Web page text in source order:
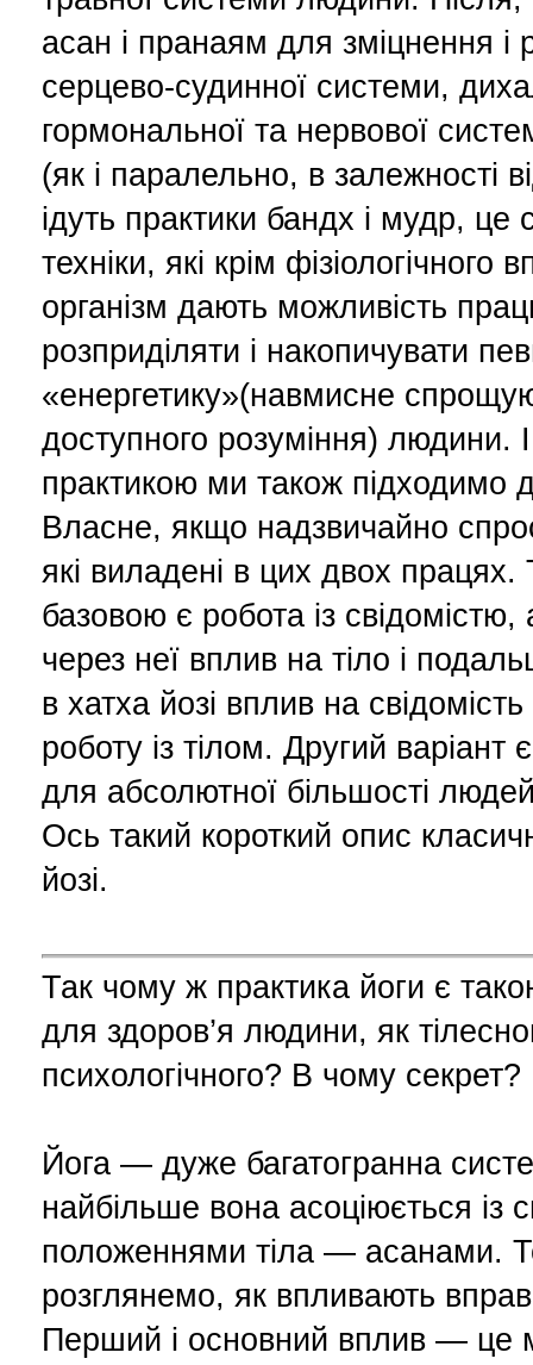
асан і пранаям для зміцнення і
серцево-судинної системи,
гормональної та нервової
(як і паралельно, в залежності
ідуть практики бандх і мудр, це
техніки, які крім фізіологічного
організм дають можливість
розприділяти і накопичувати
«енергетику»(навмисне
доступного розуміння) людини.
практикою ми також підходимо
Власне, якщо надзвичайно
які виладені в цих двох
базовою є робота із
через неї вплив на тіло і
в хатха йозі вплив на свідомість
роботу із тілом. Другий варіант
для абсолютної більшості
Ось такий короткий опис
йозі.
Так чому ж практика йоги є
для здоров’я людини, як
психологічного? В чому секрет?
Йога — дуже багатогранна
найбільше вона асоціюється із
положеннями тіла — асанами.
розглянемо, як впливають
Перший і основний вплив — це